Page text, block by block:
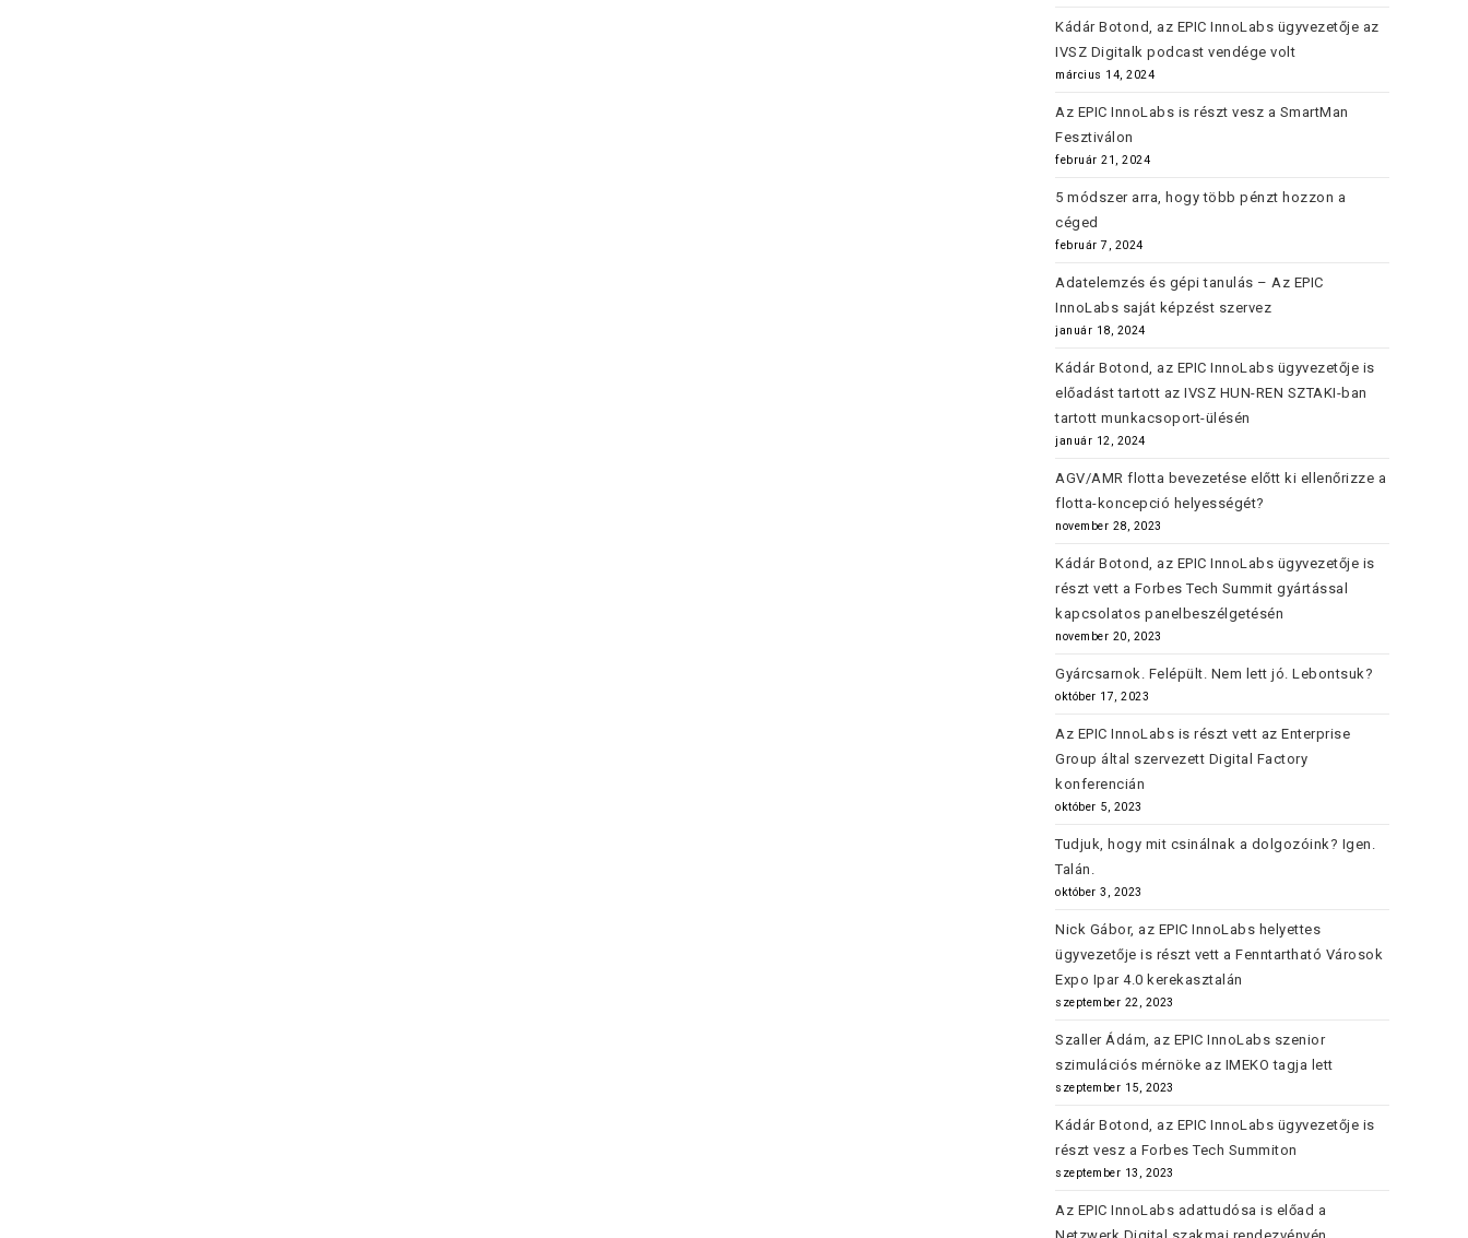
Kádár Botond, az EPIC InnoLabs ügyvezetője az
IVSZ Digitalk podcast vendége volt
március 14, 2024
Az EPIC InnoLabs is részt vesz a SmartMan
Fesztiválon
február 21, 2024
5 módszer arra, hogy több pénzt hozzon a
céged
február 7, 2024
Adatelemzés és gépi tanulás – Az EPIC
InnoLabs saját képzést szervez
január 18, 2024
Kádár Botond, az EPIC InnoLabs ügyvezetője is
előadást tartott az IVSZ HUN-REN SZTAKI-ban
tartott munkacsoport-ülésén
január 12, 2024
AGV/AMR flotta bevezetése előtt ki ellenőrizze a
flotta-koncepció helyességét?
november 28, 2023
Kádár Botond, az EPIC InnoLabs ügyvezetője is
részt vett a Forbes Tech Summit gyártással
kapcsolatos panelbeszélgetésén
november 20, 2023
Gyárcsarnok. Felépült. Nem lett jó. Lebontsuk?
október 17, 2023
Az EPIC InnoLabs is részt vett az Enterprise
Group által szervezett Digital Factory
konferencián
október 5, 2023
Tudjuk, hogy mit csinálnak a dolgozóink? Igen.
Talán.
október 3, 2023
Nick Gábor, az EPIC InnoLabs helyettes
ügyvezetője is részt vett a Fenntartható Városok
Expo Ipar 4.0 kerekasztalán
szeptember 22, 2023
Szaller Ádám, az EPIC InnoLabs szenior
szimulációs mérnöke az IMEKO tagja lett
szeptember 15, 2023
Kádár Botond, az EPIC InnoLabs ügyvezetője is
részt vesz a Forbes Tech Summiton
szeptember 13, 2023
Az EPIC InnoLabs adattudósa is előad a